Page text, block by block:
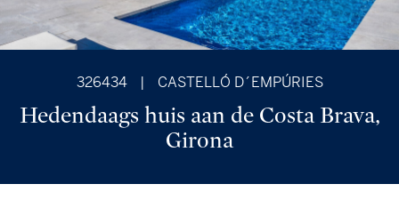
326434 CASTELLÓ D´EMPÚRIES
Hedendaags huis aan de Costa Brava,
Girona